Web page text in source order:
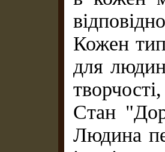
Кожен
для
Стан
Людина